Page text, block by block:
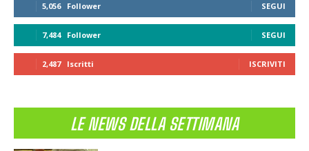
5,056 Follower SEGUI
7,484 Follower SEGUI
2,487 Iscritti ISCRIVITI
LE NEWS DELLA SETTIMANA